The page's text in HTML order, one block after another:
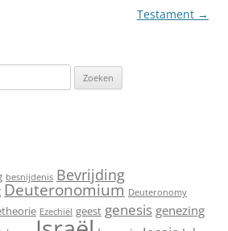
Testament →
besnijdenis Bevrijding
Deuteronomium Deuteronomy
Ezechiël geest genesis genezing